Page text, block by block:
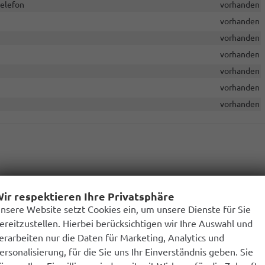
vorhanden
vorhanden
vorhanden
vorhanden
vorhanden
vorhanden
vorhanden
Beifahrerseite an der A-Säule (7C3), Elektrische
mit integriertem LED-Leuchtband in der vordersten Leiste (9E2),
Beifahrerseite, Klimaanlage im Fahrerhaus (2-Zonen mit
Kunstlederlenkrad, Schalthebelknauf in Kunstleder
mit schlüssellosem Schließ- und Startsystem "Keyless
mit elektrischer Zuziehhilfe (GZ4); Sicherheitsinnenspiegel mit
respektieren Ihre Privatsphäre
Website setzt Cookies ein, um unsere Dienste für Sie
Hierbei berücksichtigen wir Ihre Auswahl und
nur die Daten für Marketing, Analytics und
für die Sie uns Ihr Einverständnis geben. Sie